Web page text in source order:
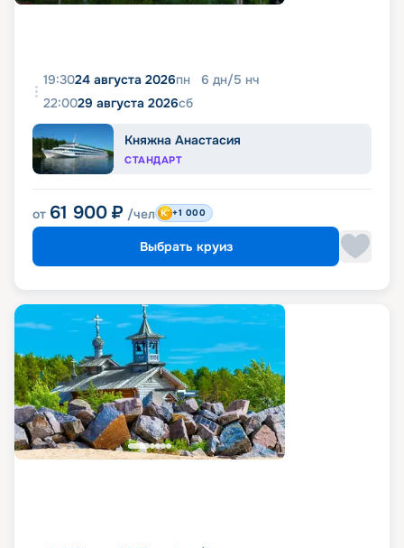
19:3024 августа 2026пн 6 дн/5 нч
22:0029 августа 2026сб
Княжна Анастасия
СТАНДАРТ
от 61 900 ₽ /чел +1 000
Выбрать круиз